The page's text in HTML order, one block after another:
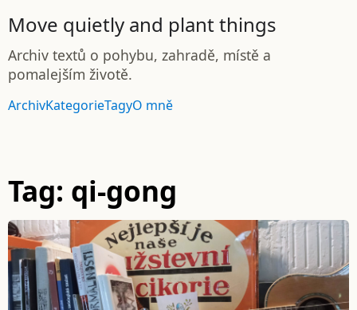
Move quietly and plant things
Archiv textů o pohybu, zahradě, místě a
pomalejším životě.
ArchivKategorieTagyO mně
Tag: qi-gong